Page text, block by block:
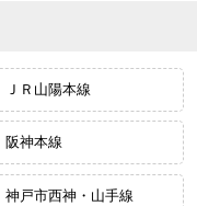
ＪＲ山陽本線
阪神本線
神戸市西神・山手線